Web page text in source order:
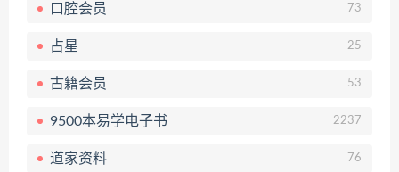
口腔会员 73
占星 25
古籍会员 53
9500本易学电子书 2237
道家资料 76